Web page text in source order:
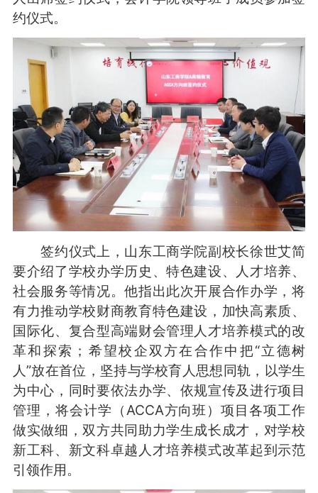
约仪式。
签约仪式上，山东工商学院副校长徐世艾简
要介绍了学校办学历史、特色建设、人才培养、
社会服务等情况。他指出此次开展合作办学，将
有力推动学校财商教育特色建设，加快高素质、
国际化、复合型高端财会管理人才培养模式的改
革和探索；希望校企双方在合作中把“立德树
人”放在首位，坚持与学校育人思想同轨，以学生
为中心，同时要依法办学、依规宣传及进行项目
管理，将会计学（ACCA方向班）项目各项工作
做实做细，双方共同助力学生成长成才，对学校
新工科、新文科卓越人才培养模式改革起到示范
引领作用。